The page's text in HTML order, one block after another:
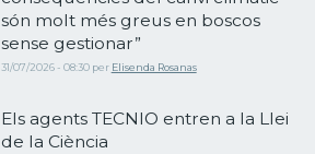
són molt més greus en boscos
sense gestionar”
31/07/2026 - 08:30 per Elisenda Rosanas
Els agents TECNIO entren a la Llei
de la Ciència